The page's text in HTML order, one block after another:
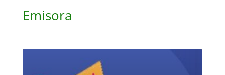
Emisora
Reproductor